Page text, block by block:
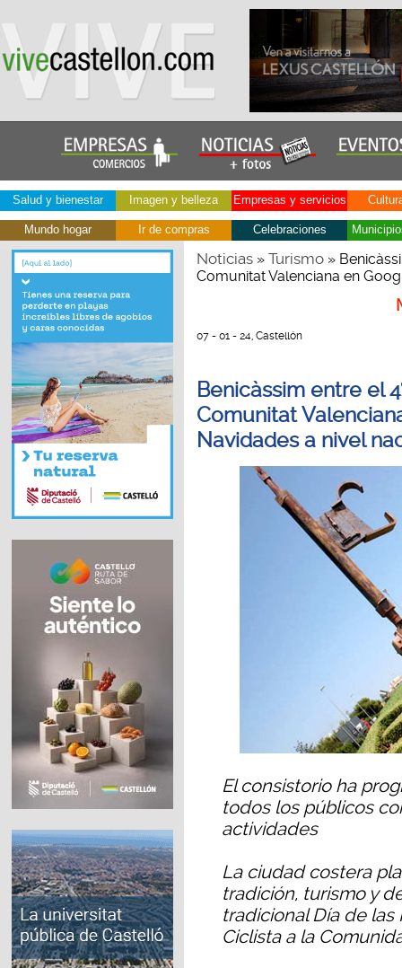
Salud y bienestar Imagen y belleza Empresas y servicios
Mundo hogar Ir de compras Celebraciones
Noticias» Turismo»
Comunitat Valenciana en
07 - 01 - 24, Castellón
Benicàssim entre el
Comunitat
Navidades a nivel
El consistorio ha
todos los públicos
actividades
La ciudad costera
tradición, turismo y
tradicional Día de las
Ciclista a la